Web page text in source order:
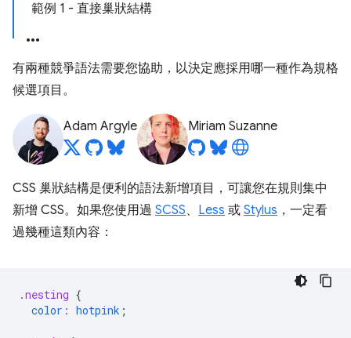
範例 1 - 直接巢狀結構
有兩種競爭語法需要您協助，以決定應採用哪一種作為規格
候選項目。
Adam Argyle Miriam Suzanne
CSS 巢狀結構是便利的語法新增項目，可讓您在規則集中
新增 CSS。如果您使用過 SCSS、 Less 或 Stylus ，一定看
過幾種這類內容：
.nesting {
color : hotpink ;